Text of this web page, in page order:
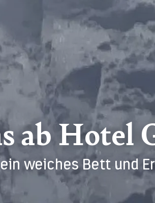
ab Hotel
weiches Bett und